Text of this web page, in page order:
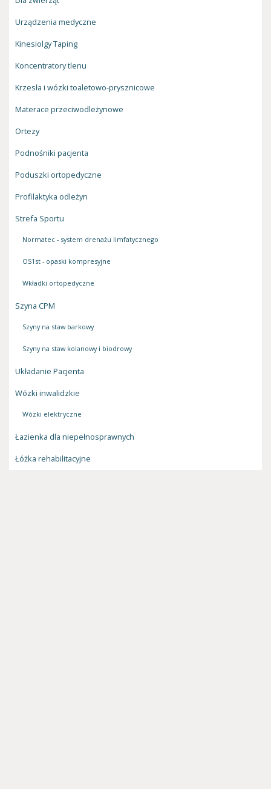
Urządzenia medyczne
Kinesiolgy Taping
Koncentratory tlenu
Krzesła i wózki toaletowo-prysznicowe
Materace przeciwodleżynowe
Ortezy
Podnośniki pacjenta
Poduszki ortopedyczne
Profilaktyka odleżyn
Strefa Sportu
Normatec - system drenażu limfatycznego
OS1st - opaski kompresyjne
Wkładki ortopedyczne
Szyna CPM
Szyny na staw barkowy
Szyny na staw kolanowy i biodrowy
Układanie Pacjenta
Wózki inwalidzkie
Wózki elektryczne
Łazienka dla niepełnosprawnych
Łóżka rehabilitacyjne